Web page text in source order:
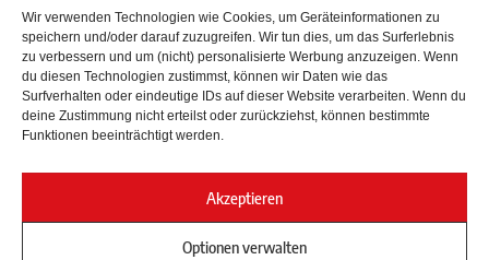
Wir verwenden Technologien wie Cookies, um Geräteinformationen zu
speichern und/oder darauf zuzugreifen. Wir tun dies, um das Surferlebnis
zu verbessern und um (nicht) personalisierte Werbung anzuzeigen. Wenn
du diesen Technologien zustimmst, können wir Daten wie das
Surfverhalten oder eindeutige IDs auf dieser Website verarbeiten. Wenn du
deine Zustimmung nicht erteilst oder zurückziehst, können bestimmte
Funktionen beeinträchtigt werden.
Akzeptieren
Optionen verwalten
Tausende Stolberger sind bereits dabei! Du sendest uns
Informationen, Bilder und Erlebnisse aus der Kupferstadt – Wir
recherchieren, sammeln Informationen und berichten!